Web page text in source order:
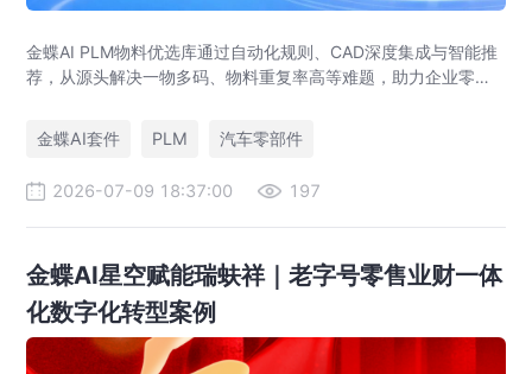
金蝶AI PLM物料优选库通过自动化规则、CAD深度集成与智能推
荐，从源头解决一物多码、物料重复率高等难题，助力企业零部
金蝶AI套件
PLM 汽车零部件
2026-07-09 18:37:00 197
金蝶AI星空赋能瑞蚨祥｜老字号零售业财一体
化数字化转型案例